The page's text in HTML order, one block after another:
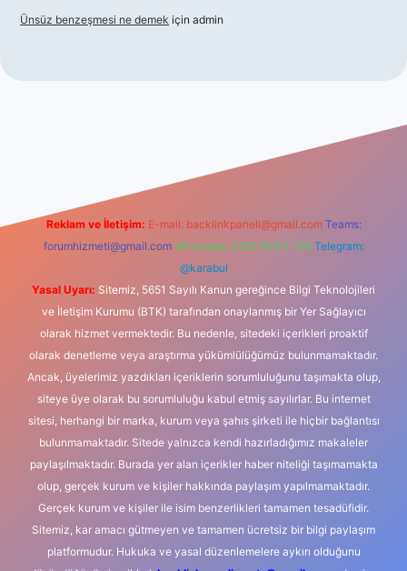
Ünsüz benzeşmesi ne demek için admin
Reklam ve İletişim: E-mail: backlinkpaneli@gmail.com Teams:
forumhizmeti@gmail.com Whatsapp: 0262 606 0 726 Telegram:
@karabul
Yasal Uyarı: Sitemiz, 5651 Sayılı Kanun gereğince Bilgi Teknolojileri
ve İletişim Kurumu (BTK) tarafından onaylanmış bir Yer Sağlayıcı
olarak hizmet vermektedir. Bu nedenle, sitedeki içerikleri proaktif
olarak denetleme veya araştırma yükümlülüğümüz bulunmamaktadır.
Ancak, üyelerimiz yazdıkları içeriklerin sorumluluğunu taşımakta olup,
siteye üye olarak bu sorumluluğu kabul etmiş sayılırlar. Bu internet
sitesi, herhangi bir marka, kurum veya şahıs şirketi ile hiçbir bağlantısı
bulunmamaktadır. Sitede yalnızca kendi hazırladığımız makaleler
paylaşılmaktadır. Burada yer alan içerikler haber niteliği taşımamakta
olup, gerçek kurum ve kişiler hakkında paylaşım yapılmamaktadır.
Gerçek kurum ve kişiler ile isim benzerlikleri tamamen tesadüfidir.
Sitemiz, kar amacı gütmeyen ve tamamen ücretsiz bir bilgi paylaşım
platformudur. Hukuka ve yasal düzenlemelere aykırı olduğunu